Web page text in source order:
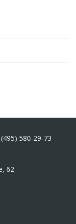
580-29-73
62